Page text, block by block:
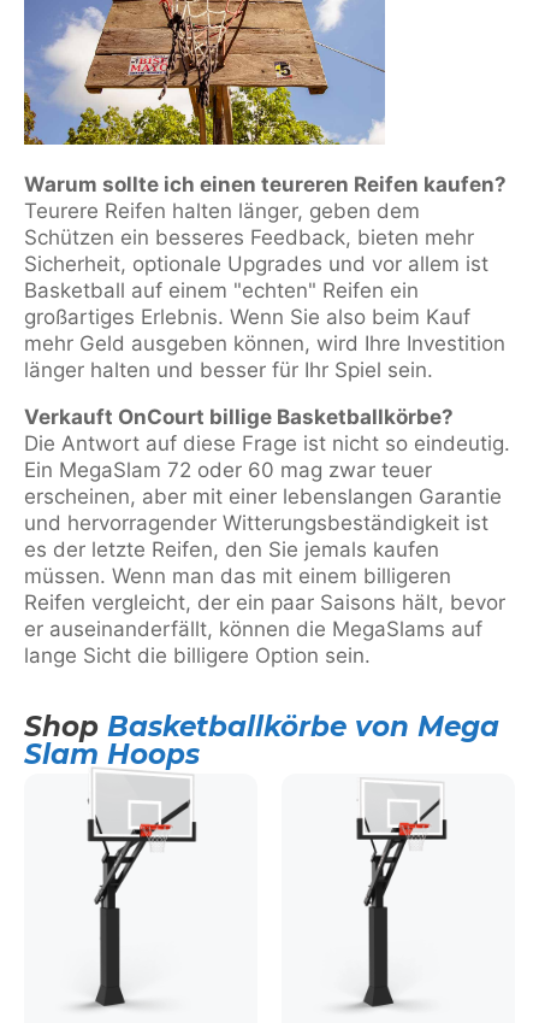
Warum sollte ich einen teureren Reifen kaufen?
Teurere Reifen halten länger, geben dem
Schützen ein besseres Feedback, bieten mehr
Sicherheit, optionale Upgrades und vor allem ist
Basketball auf einem "echten" Reifen ein
großartiges Erlebnis. Wenn Sie also beim Kauf
mehr Geld ausgeben können, wird Ihre Investition
länger halten und besser für Ihr Spiel sein.
Verkauft OnCourt billige Basketballkörbe?
Die Antwort auf diese Frage ist nicht so eindeutig.
Ein MegaSlam 72 oder 60 mag zwar teuer
erscheinen, aber mit einer lebenslangen Garantie
und hervorragender Witterungsbeständigkeit ist
es der letzte Reifen, den Sie jemals kaufen
müssen. Wenn man das mit einem billigeren
Reifen vergleicht, der ein paar Saisons hält, bevor
er auseinanderfällt, können die MegaSlams auf
lange Sicht die billigere Option sein.
Shop Basketballkörbe von Mega
Slam Hoops